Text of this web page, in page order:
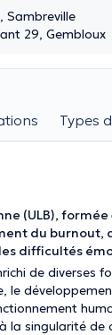
Sambreville
29, Gembloux
Types
(ULB), formée
du burnout,
difficultés
de diverses
le
la singularité de